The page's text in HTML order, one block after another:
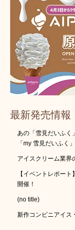
最新発売情報
あの「雪見だいふく
「my 雪見だいふく
アイスクリーム業界
【イベントレポー
開催！
(no title)
新作コンビニアイス